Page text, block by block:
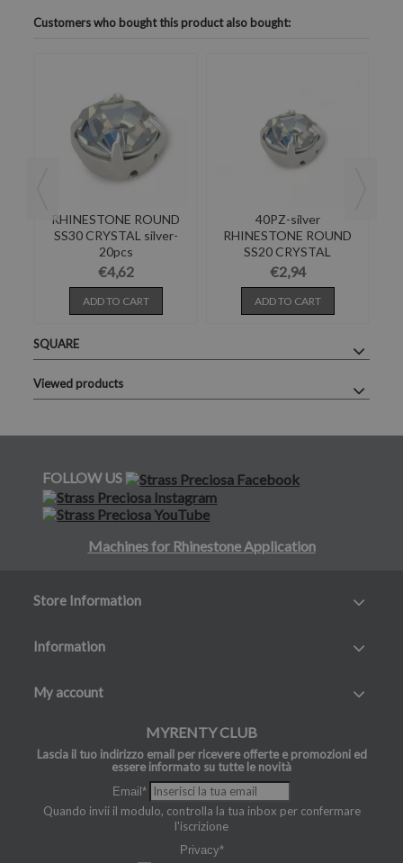
Customers who bought this product also bought:
RHINESTONE ROUND
SS30 CRYSTAL silver-
20pcs
€4,62
ADD TO CART
40PZ-silver
RHINESTONE ROUND
SS20 CRYSTAL
€2,94
ADD TO CART
SQUARE
Viewed products
FOLLOW US
Machines for Rhinestone Application
Store Information
Information
My account
MYRENTY CLUB
Lascia il tuo indirizzo email per ricevere offerte e promozioni ed
essere informato su tutte le novità
Email*
Quando invii il modulo, controlla la tua inbox per confermare
l'iscrizione
Privacy*